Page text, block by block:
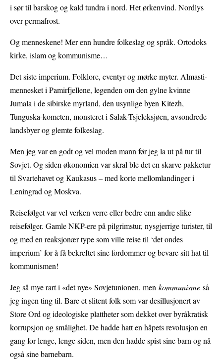
i sør til barskog og kald tundra i nord. Het ørkenvind. Nordlys
over permafrost.
Og menneskene! Mer enn hundre folkeslag og språk. Ortodoks
kirke, islam og kommunisme…
Det siste imperium. Folklore, eventyr og mørke myter. Almasti-
mennesket i Pamirfjellene, legenden om den gylne kvinne
Jumala i de sibirske myrland, den usynlige byen Kitezh,
Tunguska-kometen, monsteret i Salak-Tsjeleksjøen, avsondrede
landsbyer og glemte folkeslag.
Men jeg var en godt og vel moden mann før jeg la ut på tur til
Sovjet. Og siden økonomien var skral ble det en skarve pakketur
til Svartehavet og Kaukasus – med korte mellomlandinger i
Leningrad og Moskva.
Reisefølget var vel verken verre eller bedre enn andre slike
reisefølger. Gamle NKP-ere på pilgrimstur, nysgjerrige turister, til
og med en reaksjonær type som ville reise til ‘det ondes
imperium’ for å få bekreftet sine fordommer og bevare sitt hat til
kommunismen!
Jeg så mye rart i «det nye» Sovjetunionen, men kommunisme så
jeg ingen ting til. Bare et slitent folk som var desillusjonert av
Store Ord og ideologiske plattheter som dekket over byråkratisk
korrupsjon og smålighet. De hadde hatt en håpets revolusjon en
gang for lenge, lenge siden, men den hadde spist sine barn og nå
også sine barnebarn.